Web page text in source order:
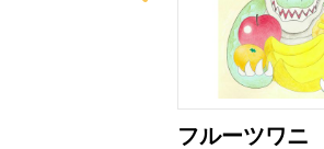
フルーツワニ